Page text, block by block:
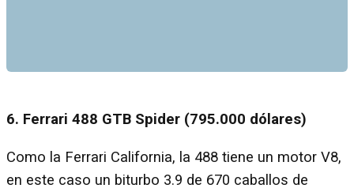
6. Ferrari 488 GTB Spider (795.000 dólares)
Como la Ferrari California, la 488 tiene un motor V8,
en este caso un biturbo 3.9 de 670 caballos de